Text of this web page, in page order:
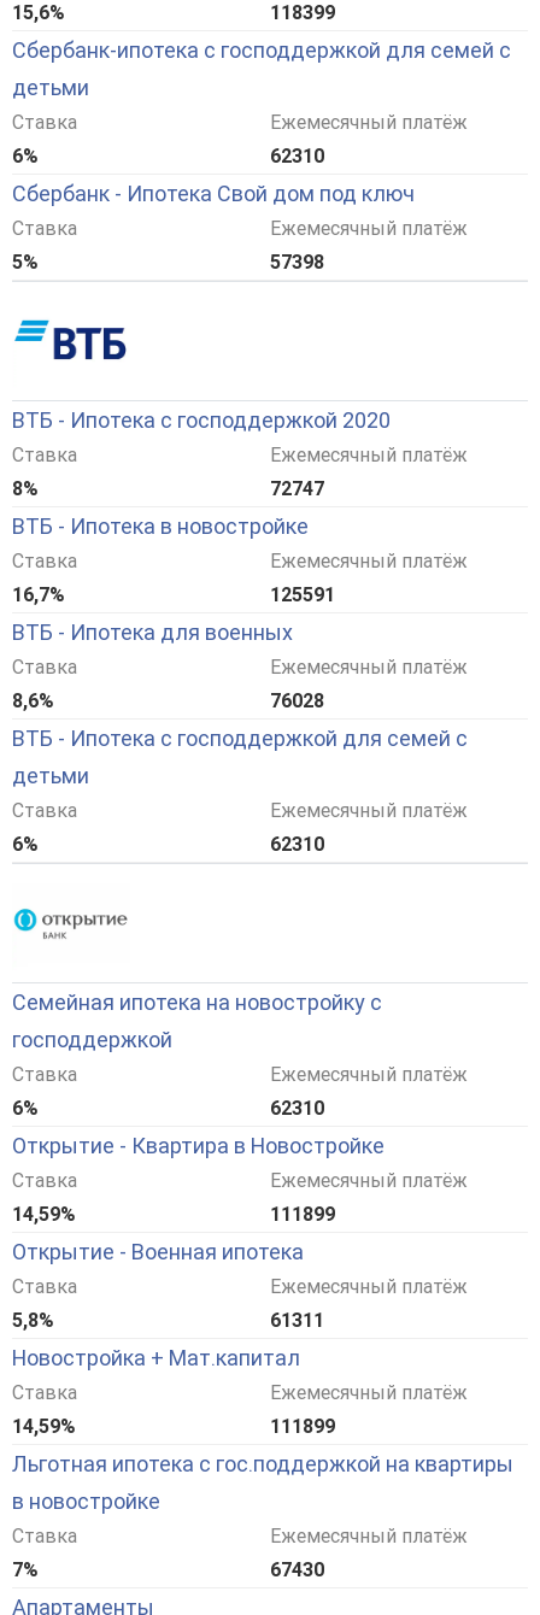
15,6%
118399
Сбербанк-ипотека с господдержкой для семей с
детьми
Ставка
6%
Ежемесячный платёж
62310
Сбербанк - Ипотека Свой дом под ключ
Ставка
5%
Ежемесячный платёж
57398
ВТБ - Ипотека с господдержкой 2020
Ставка
8%
Ежемесячный платёж
72747
ВТБ - Ипотека в новостройке
Ставка
16,7%
Ежемесячный платёж
125591
ВТБ - Ипотека для военных
Ставка
8,6%
Ежемесячный платёж
76028
ВТБ - Ипотека с господдержкой для семей с
детьми
Ставка
6%
Ежемесячный платёж
62310
Семейная ипотека на новостройку с
господдержкой
Ставка
6%
Ежемесячный платёж
62310
Открытие - Квартира в Новостройке
Ставка
14,59%
Ежемесячный платёж
111899
Открытие - Военная ипотека
Ставка
5,8%
Ежемесячный платёж
61311
Новостройка + Мат.капитал
Ставка
14,59%
Ежемесячный платёж
111899
Льготная ипотека с гос.поддержкой на квартиры
в новостройке
Ставка
7%
Ежемесячный платёж
67430
Апартаменты